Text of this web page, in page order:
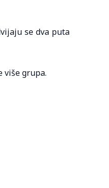
se dva puta
više grupa.